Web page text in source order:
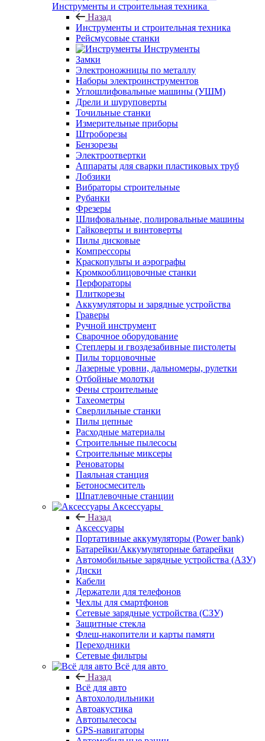
Инструменты и строительная техника
Назад
Инструменты и строительная техника
Рейсмусовые станки
Инструменты
Замки
Электроножницы по металлу
Наборы электроинструментов
Углошлифовальные машины (УШМ)
Дрели и шуруповерты
Точильные станки
Измерительные приборы
Штроборезы
Бензорезы
Электроотвертки
Аппараты для сварки пластиковых труб
Лобзики
Вибраторы строительные
Рубанки
Фрезеры
Шлифовальные, полировальные машины
Гайковерты и винтоверты
Пилы дисковые
Компрессоры
Краскопульты и аэрографы
Кромкооблицовочные станки
Перфораторы
Плиткорезы
Аккумуляторы и зарядные устройства
Граверы
Ручной инструмент
Сварочное оборудование
Степлеры и гвоздезабивные пистолеты
Пилы торцовочные
Лазерные уровни, дальномеры, рулетки
Отбойные молотки
Фены строительные
Тахеометры
Сверлильные станки
Пилы цепные
Расходные материалы
Строительные пылесосы
Строительные миксеры
Реноваторы
Паяльная станция
Бетоносмеситель
Шпатлевочные станции
Аксессуары
Назад
Аксессуары
Портативные аккумуляторы (Power bank)
Батарейки/Аккумуляторные батарейки
Автомобильные зарядные устройства (АЗУ)
Диски
Кабели
Держатели для телефонов
Чехлы для смартфонов
Сетевые зарядные устройства (СЗУ)
Защитные стекла
Флеш-накопители и карты памяти
Переходники
Сетевые фильтры
Всё для авто
Назад
Всё для авто
Автохолодильники
Автоакустика
Автопылесосы
GPS-навигаторы